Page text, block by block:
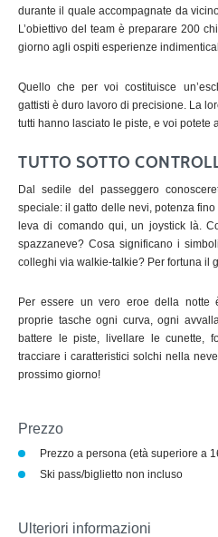
durante il quale accompagnate da
L’obiettivo del team è preparare 200
giorno agli ospiti esperienze
Quello che per voi costituisce
gattisti è duro lavoro di precisione. La
tutti hanno lasciato le piste, e voi potete
TUTTO SOTTO
Dal sedile del passeggero
speciale: il gatto delle nevi, potenza
leva di comando qui, un joystick là.
spazzaneve? Cosa significano i
colleghi via walkie-talkie? Per fortuna il
Per essere un vero eroe della notte
proprie tasche ogni curva, ogni
battere le piste, livellare le cunette,
tracciare i caratteristici solchi nella
prossimo giorno!
Prezzo
Prezzo a persona (età superiore a
Ski pass/biglietto non incluso
Ulteriori informazioni